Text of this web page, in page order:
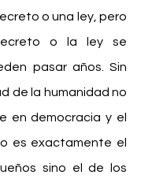
o una ley, pero
o la ley se
pasar años. Sin
de la humanidad no
en democracia y el
es exactamente el
sino el de los